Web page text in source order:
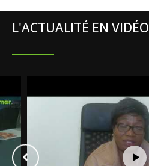
L'ACTUALITÉ EN VIDÉO